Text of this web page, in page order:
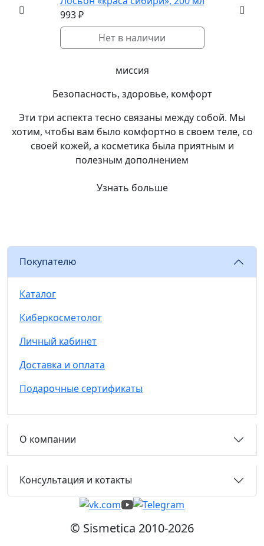
993 ₽
Нет в наличии
миссия
Безопасность, здоровье, комфорт
Эти три аспекта тесно связаны между собой. Мы
хотим, чтобы вам было комфортно в своем теле, со
своей кожей, а косметика была приятным и
полезным дополнением
Узнать больше
Покупателю
Каталог
Киберкосметолог
Личный кабинет
Доставка и оплата
Подарочные сертификаты
О компании
Консультация и котакты
© Sismetica 2010-2026